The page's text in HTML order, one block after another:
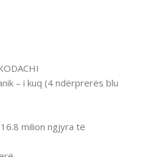
– i kuq (4 ndërprerës blu
milion ngjyra të